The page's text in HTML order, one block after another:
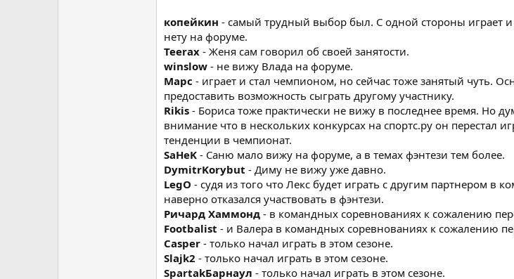
копейкин - самый трудный выбор был. С одной стороны играет
нету на форуме.
Teerax - Женя сам говорил об своей занятости.
winslow - не вижу Влада на форуме.
Марс - играет и стал чемпионом, но сейчас тоже занятый чуть.
предоставить возможность сыграть другому участнику.
Rikis - Бориса тоже практически не вижу в последнее время. Но
внимание что в нескольких конкурсах на спортс.ру он перестал
тенденции в чемпионат.
SaHeK - Саню мало вижу на форуме, а в темах фэнтези тем более.
DymitrKorybut - Диму не вижу уже давно.
LegO - судя из того что Лекс будет играть с другим партнером в
наверно отказался участвовать в фэнтези.
Ричард Хаммонд - в командных соревнованиях к сожалению
Footbalist - и Валера в командных соревнованиях к сожалению
Casper - только начал играть в этом сезоне.
Slajk2 - только начал играть в этом сезоне.
SpartakБарнаул - только начал играть в этом сезоне.